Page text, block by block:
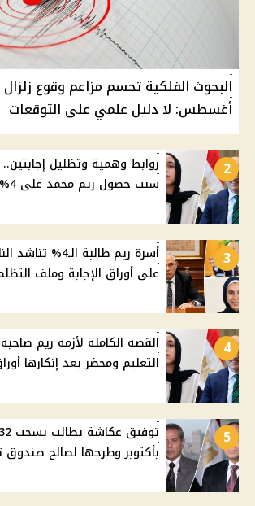
أغسطس: لا دليل علمي على التوقعات
2
روابط وهمية وتظليل
سبب حصول ريم محمد على 4% بالثانوية العامة
3
أسرة ريم طالبة
على أوراق الإجابة وملف
4
التعليم ومحضر بعد إنكارها
5
بأكتوبر وطرحها لصالح صندوق